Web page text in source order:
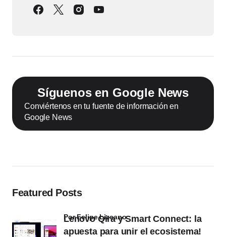
Síguenos en Google News
Conviértenos en tu fuente de información en
Google News
Featured Posts
Lenovo Qira y Smart Connect: la
apuesta para unir el ecosistema!
por Felipe Lizcano